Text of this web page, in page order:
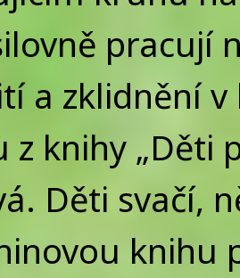
pracují
a zklidnění
z knihy „Děti
Děti svačí,
knihu